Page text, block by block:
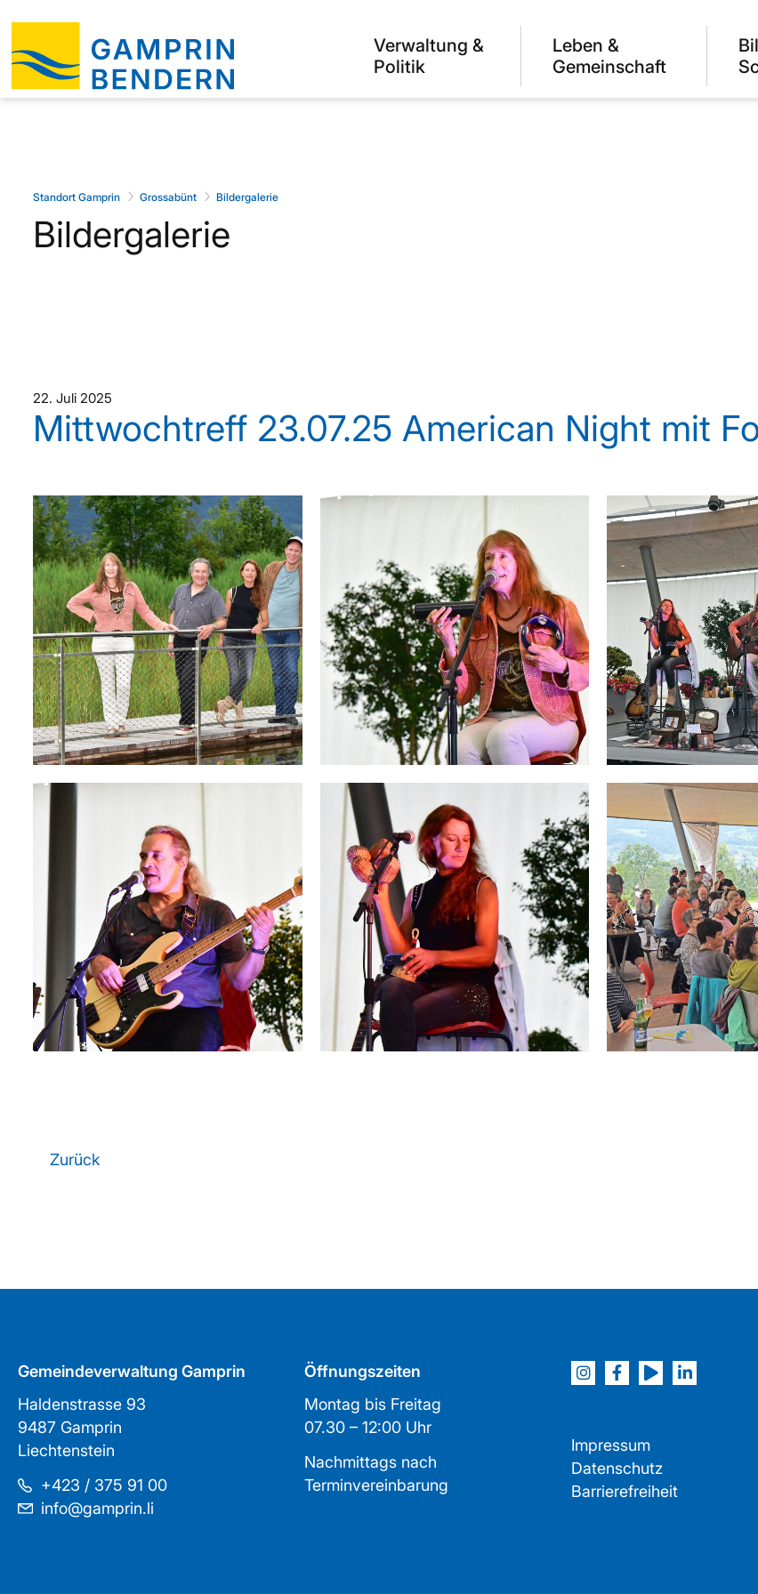
Verwaltung &
Politik
Leben &
Gemeinschaft
Standort Gamprin Grossabünt Bildergalerie
Bildergalerie
22. Juli 2025
Mittwochtreff 23.07.25 American Night mit
Zurück
Gemeindeverwaltung Gamprin
Haldenstrasse 93
9487 Gamprin
Liechtenstein
+423 / 375 91 00
info@gamprin.li
Öffnungszeiten
Montag bis Freitag
07.30 – 12:00 Uhr
Nachmittags nach
Terminvereinbarung
Impressum
Datenschutz
Barrierefreiheit